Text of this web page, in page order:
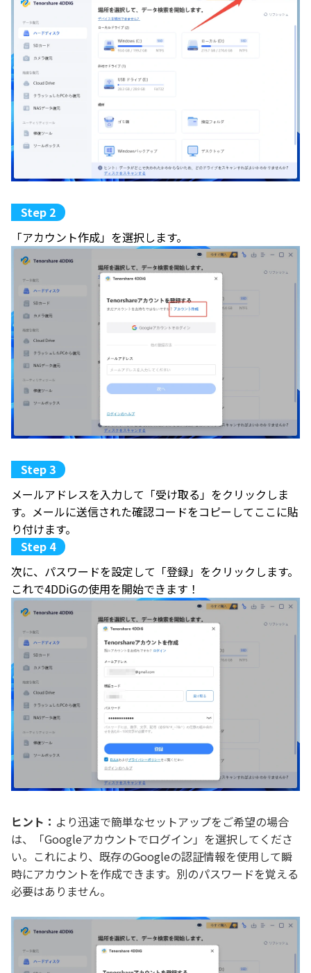
「アカウント作成」を選択します。
メールアドレスを入力して「受け取る」をクリックしま
す。メールに送信された確認コードをコピーしてここに貼
り付けます。
次に、パスワードを設定して「登録」をクリックします。
これで4DDiGの使用を開始できます！
ヒント： より迅速で簡単なセットアップをご希望の場合
は、「Googleアカウントでログイン」を選択してくださ
い。これにより、既存のGoogleの認証情報を使用して瞬
時にアカウントを作成できます。別のパスワードを覚える
必要はありません。